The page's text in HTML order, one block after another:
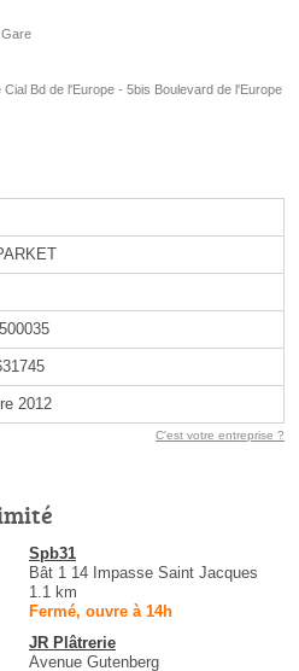
Bd de l'Europe - 5bis Boulevard de l'Europe
2012
C'est votre entreprise ?
Spb31
Bât 1 14 Impasse Saint Jacques
1.1 km
Fermé, ouvre à 14h
JR Plâtrerie
Avenue Gutenberg